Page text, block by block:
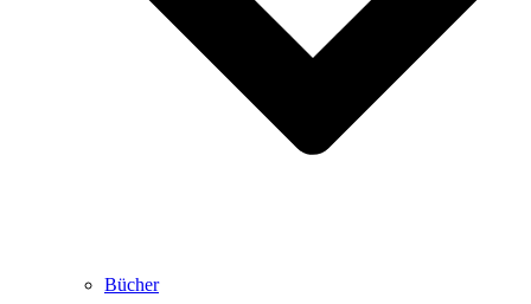
Bücher